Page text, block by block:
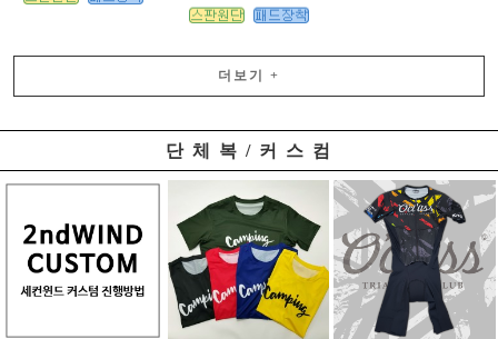
더보기 +
단 체 복 / 커 스 컴